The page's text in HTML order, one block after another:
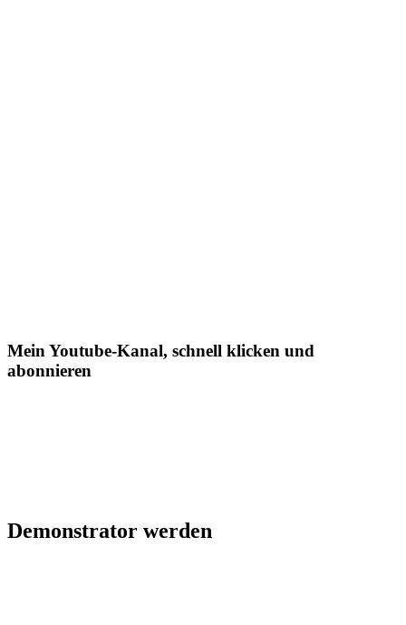
Mein Youtube-Kanal, schnell klicken und
abonnieren
Demonstrator werden